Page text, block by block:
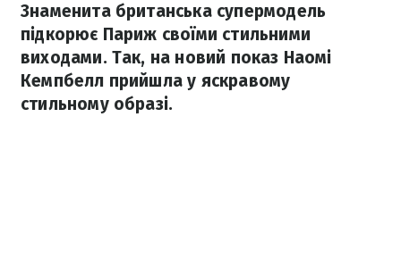
Знаменита британська супермодель
підкорює Париж своїми стильними
виходами. Так, на новий показ Наомі
Кемпбелл прийшла у яскравому
стильному образі.